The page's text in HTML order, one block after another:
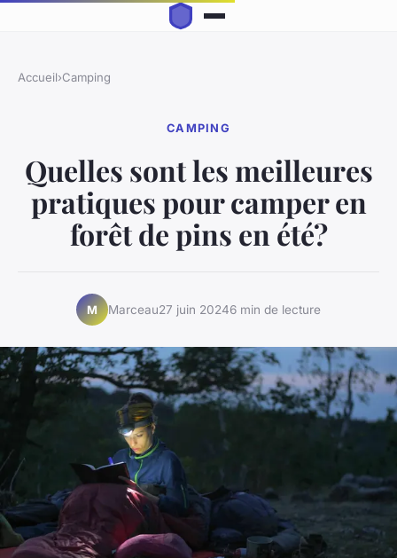
Accueil›Camping
CAMPING
Quelles sont les meilleures
pratiques pour camper en
forêt de pins en été?
M Marceau27 juin 20246 min de lecture